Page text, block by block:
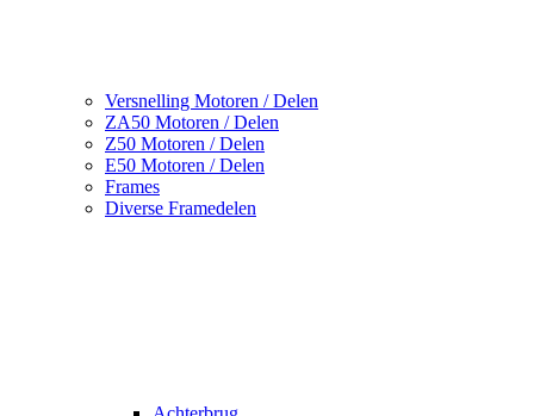
Versnelling Motoren / Delen
ZA50 Motoren / Delen
Z50 Motoren / Delen
E50 Motoren / Delen
Frames
Diverse Framedelen